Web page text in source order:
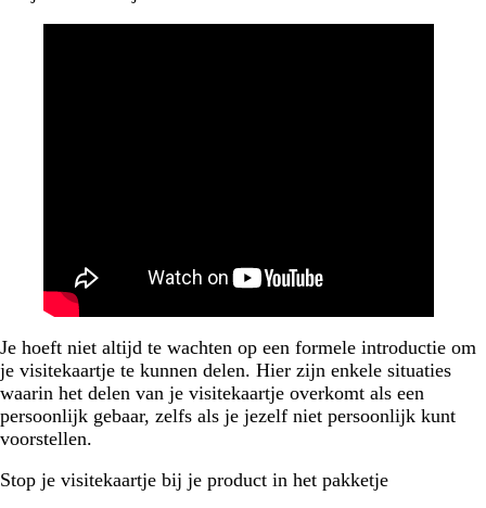
Je hoeft niet altijd te wachten op een formele introductie om
je visitekaartje te kunnen delen. Hier zijn enkele situaties
waarin het delen van je visitekaartje overkomt als een
persoonlijk gebaar, zelfs als je jezelf niet persoonlijk kunt
voorstellen.
Stop je visitekaartje bij je product in het pakketje